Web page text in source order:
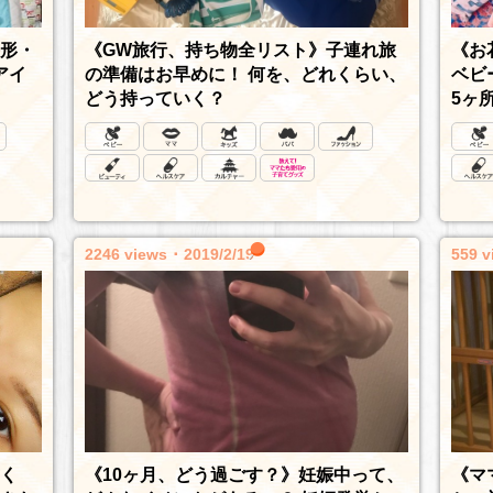
・
イ
《GW旅行、持ち物全リスト》子連れ旅
の準備はお早めに！ 何を、どれくらい、
どう持っていく？
《
ベビ
5ヶ
2246 views ･ 2019/2/19
《10ヶ月、どう過ごす？》妊娠中って、
559
《